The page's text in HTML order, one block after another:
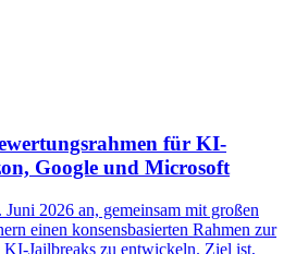
für KI-
Google und Microsoft
2026 an, gemeinsam mit großen
einen konsensbasierten Rahmen zur
zu entwickeln. Ziel ist,